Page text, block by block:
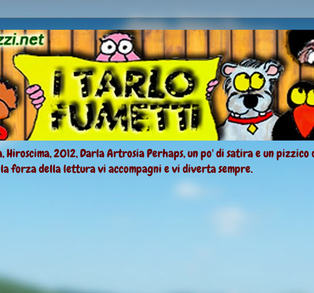
2012, Darla Artrosia Perhaps, un po' di satira e un
la forza della lettura vi accompagni e vi diverta sempre.